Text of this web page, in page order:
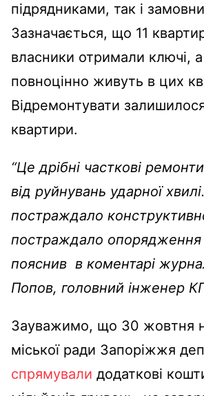
підрядниками, так і
Зазначається, що 11
власники отримали ключі, а
повноцінно живуть в цих
Відремонтувати
квартири.
“Це дрібні часткові
від руйнувань ударної
постраждало
постраждало опорядження
пояснив в коментарі
Попов, головний інженер
Зауважимо, що 30 жовтня
міської ради Запоріжжя
спрямували додаткові